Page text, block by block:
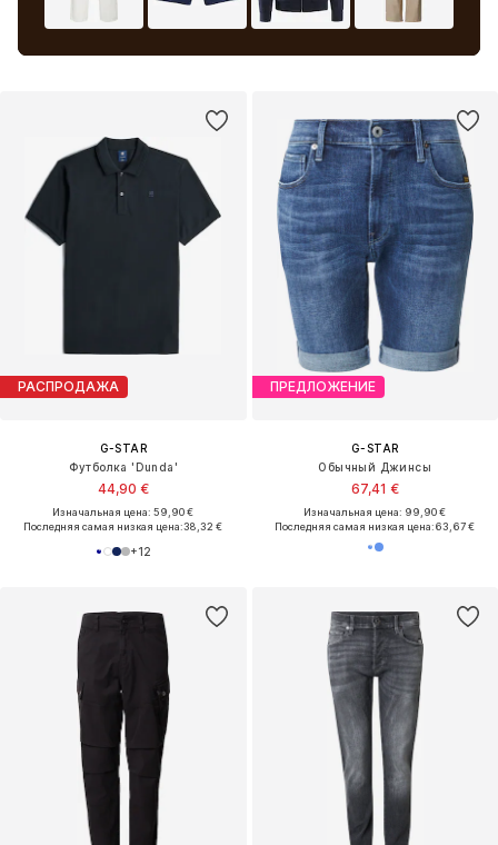
РАСПРОДАЖА
G-STAR
Футболка 'Dunda'
44,90 €
Изначальная цена: 59,90 €
Последняя самая низкая цена:38,32 €
+12
ПРЕДЛОЖЕНИЕ
G-STAR
Обычный Джинсы
67,41 €
Изначальная цена: 99,90 €
Последняя самая низкая цена:63,67 €